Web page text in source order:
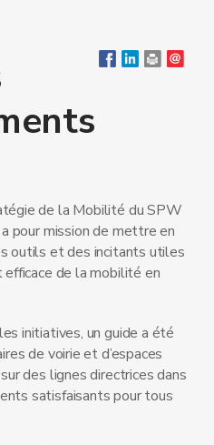
de la Mobilité du SPW
pour mission de mettre en
outils et des incitants utiles
de la mobilité en
initiatives, un guide a été
de voirie et d’espaces
des lignes directrices dans
satisfaisants pour tous